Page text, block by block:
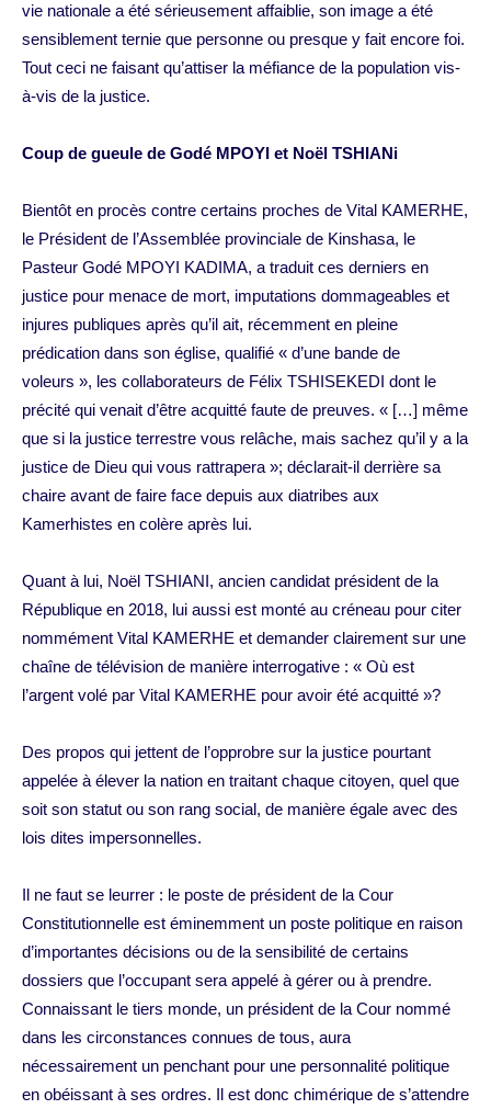
vie nationale a été sérieusement affaiblie, son image a été
sensiblement ternie que personne ou presque y fait encore foi.
Tout ceci ne faisant qu’attiser la méfiance de la population vis-
à-vis de la justice.
Coup de gueule de Godé MPOYI et Noël TSHIANi
Bientôt en procès contre certains proches de Vital KAMERHE,
le Président de l’Assemblée provinciale de Kinshasa, le
Pasteur Godé MPOYI KADIMA, a traduit ces derniers en
justice pour menace de mort, imputations dommageables et
injures publiques après qu’il ait, récemment en pleine
prédication dans son église, qualifié « d’une bande de
voleurs », les collaborateurs de Félix TSHISEKEDI dont le
précité qui venait d’être acquitté faute de preuves. « […] même
que si la justice terrestre vous relâche, mais sachez qu’il y a la
justice de Dieu qui vous rattrapera »; déclarait-il derrière sa
chaire avant de faire face depuis aux diatribes aux
Kamerhistes en colère après lui.
Quant à lui, Noël TSHIANI, ancien candidat président de la
République en 2018, lui aussi est monté au créneau pour citer
nommément Vital KAMERHE et demander clairement sur une
chaîne de télévision de manière interrogative : « Où est
l’argent volé par Vital KAMERHE pour avoir été acquitté »?
Des propos qui jettent de l’opprobre sur la justice pourtant
appelée à élever la nation en traitant chaque citoyen, quel que
soit son statut ou son rang social, de manière égale avec des
lois dites impersonnelles.
Il ne faut se leurrer : le poste de président de la Cour
Constitutionnelle est éminemment un poste politique en raison
d’importantes décisions ou de la sensibilité de certains
dossiers que l’occupant sera appelé à gérer ou à prendre.
Connaissant le tiers monde, un président de la Cour nommé
dans les circonstances connues de tous, aura
nécessairement un penchant pour une personnalité politique
en obéissant à ses ordres. Il est donc chimérique de s’attendre